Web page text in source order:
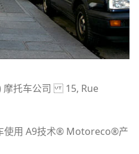
摩托车公司 15, Rue
使用 A9技术® Motoreco®产